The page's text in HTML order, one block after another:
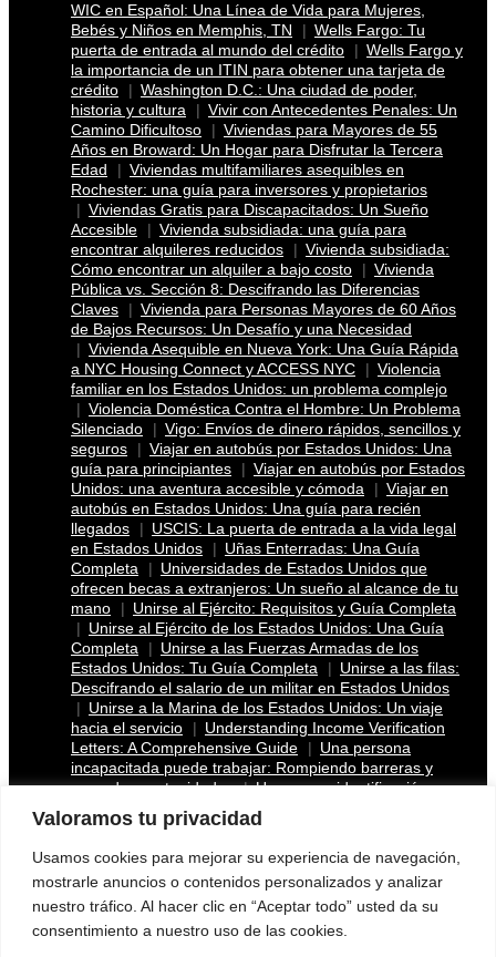
Valoramos tu privacidad
Usamos cookies para mejorar su experiencia de navegación,
mostrarle anuncios o contenidos personalizados y analizar
nuestro tráfico. Al hacer clic en “Aceptar todo” usted da su
consentimiento a nuestro uso de las cookies.
WIC en Español: Una Línea de Vida para Mujeres,
Bebés y Niños en Memphis, TN
Wells Fargo: Tu
puerta de entrada al mundo del crédito
Wells Fargo y
la importancia de un ITIN para obtener una tarjeta de
crédito
Washington D.C.: Una ciudad de poder,
historia y cultura
Vivir con Antecedentes Penales: Un
Camino Dificultoso
Viviendas para Mayores de 55
Años en Broward: Un Hogar para Disfrutar la Tercera
Edad
Viviendas multifamiliares asequibles en
Rochester: una guía para inversores y propietarios
Viviendas Gratis para Discapacitados: Un Sueño
Accesible
Vivienda subsidiada: una guía para
encontrar alquileres reducidos
Vivienda subsidiada:
Cómo encontrar un alquiler a bajo costo
Vivienda
Pública vs. Sección 8: Descifrando las Diferencias
Claves
Vivienda para Personas Mayores de 60 Años
de Bajos Recursos: Un Desafío y una Necesidad
Vivienda Asequible en Nueva York: Una Guía Rápida
a NYC Housing Connect y ACCESS NYC
Violencia
familiar en los Estados Unidos: un problema complejo
Violencia Doméstica Contra el Hombre: Un Problema
Silenciado
Vigo: Envíos de dinero rápidos, sencillos y
seguros
Viajar en autobús por Estados Unidos: Una
guía para principiantes
Viajar en autobús por Estados
Unidos: una aventura accesible y cómoda
Viajar en
autobús en Estados Unidos: Una guía para recién
llegados
USCIS: La puerta de entrada a la vida legal
en Estados Unidos
Uñas Enterradas: Una Guía
Completa
Universidades de Estados Unidos que
ofrecen becas a extranjeros: Un sueño al alcance de tu
mano
Unirse al Ejército: Requisitos y Guía Completa
Unirse al Ejército de los Estados Unidos: Una Guía
Completa
Unirse a las Fuerzas Armadas de los
Estados Unidos: Tu Guía Completa
Unirse a las filas:
Descifrando el salario de un militar en Estados Unidos
Unirse a la Marina de los Estados Unidos: Un viaje
hacia el servicio
Understanding Income Verification
Letters: A Comprehensive Guide
Una persona
incapacitada puede trabajar: Rompiendo barreras y
creando oportunidades
Una nueva identificación para
indocumentados en California: más que una simple
licencia
Una Nueva Esperanza: La Ley de Ajuste
Unidos
Una guía para madres solteras en Nueva
Jersey: Recursos y programas de apoyo
Una guía
completa para la ayuda a inmigrantes en Denver,
Colorado
Una guía completa de préstamos para